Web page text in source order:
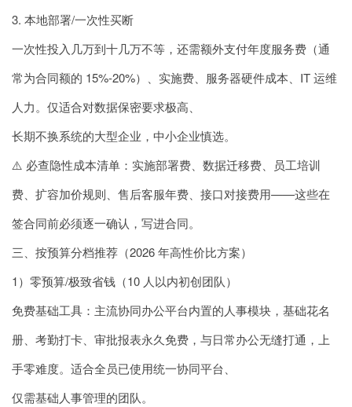
3. 本地部署/一次性买断
一次性投入几万到十几万不等，还需额外支付年度服务费（通
常为合同额的 15%-20%）、实施费、服务器硬件成本、IT 运维
人力。仅适合对数据保密要求极高、
长期不换系统的大型企业，中小企业慎选。
⚠️ 必查隐性成本清单：实施部署费、数据迁移费、员工培训
费、扩容加价规则、售后客服年费、接口对接费用——这些在
签合同前必须逐一确认，写进合同。
三、按预算分档推荐（2026 年高性价比方案）
1）零预算/极致省钱（10 人以内初创团队）
免费基础工具：主流协同办公平台内置的人事模块，基础花名
册、考勤打卡、审批报表永久免费，与日常办公无缝打通，上
手零难度。适合全员已使用统一协同平台、
仅需基础人事管理的团队。